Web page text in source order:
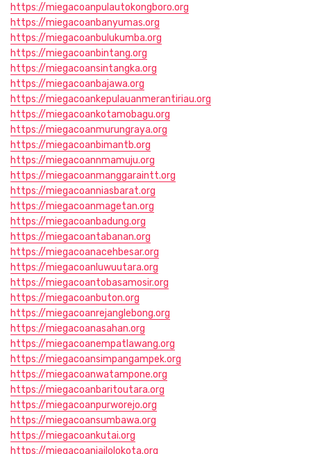
https://miegacoanpulautokongboro.org
https://miegacoanbanyumas.org
https://miegacoanbulukumba.org
https://miegacoanbintang.org
https://miegacoansintangka.org
https://miegacoanbajawa.org
https://miegacoankepulauanmerantiriau.org
https://miegacoankotamobagu.org
https://miegacoanmurungraya.org
https://miegacoanbimantb.org
https://miegacoannmamuju.org
https://miegacoanmanggaraintt.org
https://miegacoanniasbarat.org
https://miegacoanmagetan.org
https://miegacoanbadung.org
https://miegacoantabanan.org
https://miegacoanacehbesar.org
https://miegacoanluwuutara.org
https://miegacoantobasamosir.org
https://miegacoanbuton.org
https://miegacoanrejanglebong.org
https://miegacoanasahan.org
https://miegacoanempatlawang.org
https://miegacoansimpangampek.org
https://miegacoanwatampone.org
https://miegacoanbaritoutara.org
https://miegacoanpurworejo.org
https://miegacoansumbawa.org
https://miegacoankutai.org
https://miegacoanjailolokota.org